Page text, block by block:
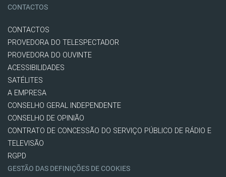
CONTACTOS
CONTACTOS
PROVEDORA DO TELESPECTADOR
PROVEDORA DO OUVINTE
ACESSIBILIDADES
SATÉLITES
A EMPRESA
CONSELHO GERAL INDEPENDENTE
CONSELHO DE OPINIÃO
CONTRATO DE CONCESSÃO DO SERVIÇO PÚBLICO DE RÁDIO E
TELEVISÃO
RGPD
GESTÃO DAS DEFINIÇÕES DE COOKIES